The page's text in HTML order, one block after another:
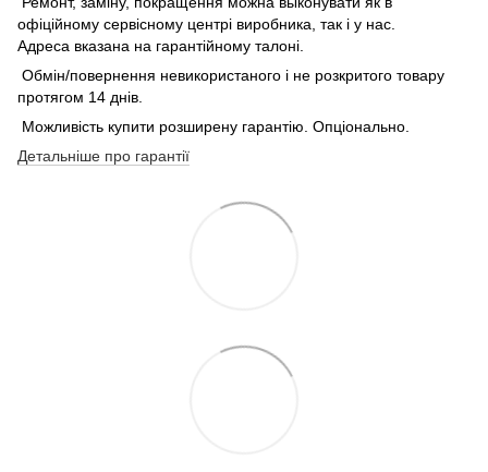
офіційному сервісному центрі виробника, так і у нас.
Адреса вказана на гарантійному талоні.
Обмін/повернення невикористаного і не розкритого товару
протягом 14 днів.
Можливість купити розширену гарантію. Опціонально.
Детальніше про гарантії